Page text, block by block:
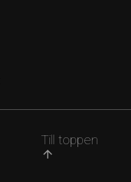
Till toppen
arrow_upward